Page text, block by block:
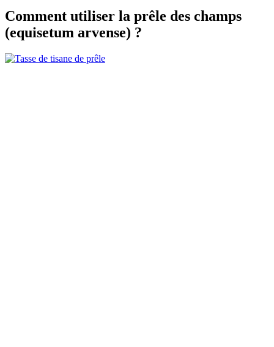
Comment utiliser la prêle des champs
(equisetum arvense) ?